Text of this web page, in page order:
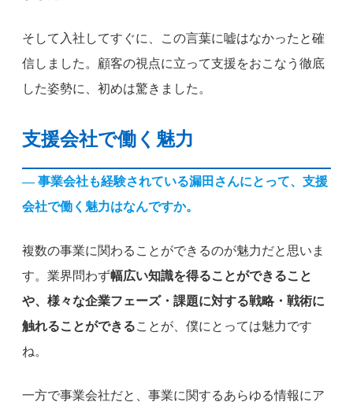
そして入社してすぐに、この言葉に嘘はなかったと確
信しました。顧客の視点に立って支援をおこなう徹底
した姿勢に、初めは驚きました。
支援会社で働く魅力
— 事業会社も経験されている漏田さんにとって、支援
会社で働く魅力はなんですか。
複数の事業に関わることができるのが魅力だと思いま
す。業界問わず幅広い知識を得ることができること
や、様々な企業フェーズ・課題に対する戦略・戦術に
触れることができることが、僕にとっては魅力です
ね。
一方で事業会社だと、事業に関するあらゆる情報にア